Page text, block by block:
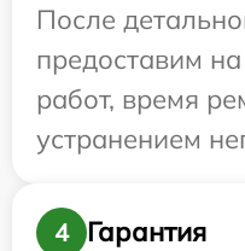
После
предоставим
работ, время
устранением
4 Гарантия